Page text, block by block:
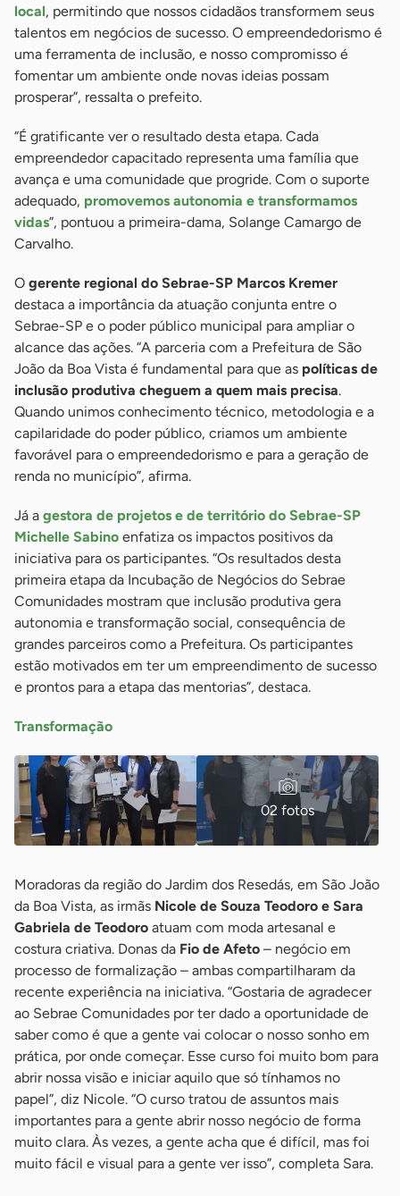
local, permitindo que nossos cidadãos transformem seus
talentos em negócios de sucesso. O empreendedorismo é
uma ferramenta de inclusão, e nosso compromisso é
fomentar um ambiente onde novas ideias possam
prosperar”, ressalta o prefeito.
“É gratificante ver o resultado desta etapa. Cada
empreendedor capacitado representa uma família que
avança e uma comunidade que progride. Com o suporte
adequado, promovemos autonomia e transformamos
vidas”, pontuou a primeira-dama, Solange Camargo de
Carvalho.
O gerente regional do Sebrae-SP Marcos Kremer
destaca a importância da atuação conjunta entre o
Sebrae-SP e o poder público municipal para ampliar o
alcance das ações. “A parceria com a Prefeitura de São
João da Boa Vista é fundamental para que as políticas de
inclusão produtiva cheguem a quem mais precisa.
Quando unimos conhecimento técnico, metodologia e a
capilaridade do poder público, criamos um ambiente
favorável para o empreendedorismo e para a geração de
renda no município”, afirma.
Já a gestora de projetos e de território do Sebrae-SP
Michelle Sabino enfatiza os impactos positivos da
iniciativa para os participantes. “Os resultados desta
primeira etapa da Incubação de Negócios do Sebrae
Comunidades mostram que inclusão produtiva gera
autonomia e transformação social, consequência de
grandes parceiros como a Prefeitura. Os participantes
estão motivados em ter um empreendimento de sucesso
e prontos para a etapa das mentorias”, destaca.
Transformação
02 fotos
Moradoras da região do Jardim dos Resedás, em São João
da Boa Vista, as irmãs Nicole de Souza Teodoro e Sara
Gabriela de Teodoro atuam com moda artesanal e
costura criativa. Donas da Fio de Afeto – negócio em
processo de formalização – ambas compartilharam da
recente experiência na iniciativa. “Gostaria de agradecer
ao Sebrae Comunidades por ter dado a oportunidade de
saber como é que a gente vai colocar o nosso sonho em
prática, por onde começar. Esse curso foi muito bom para
abrir nossa visão e iniciar aquilo que só tínhamos no
papel”, diz Nicole. “O curso tratou de assuntos mais
importantes para a gente abrir nosso negócio de forma
muito clara. Às vezes, a gente acha que é difícil, mas foi
muito fácil e visual para a gente ver isso”, completa Sara.